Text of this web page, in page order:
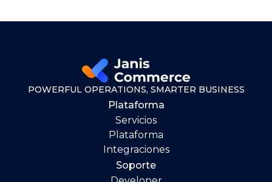
POWERFUL OPERATIONS, SMARTER BUSINESS
Plataforma
Servicios
Plataforma
Integraciones
Soporte